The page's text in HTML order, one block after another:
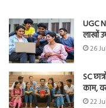
UGC
लाखों
26
SC
काम,
22